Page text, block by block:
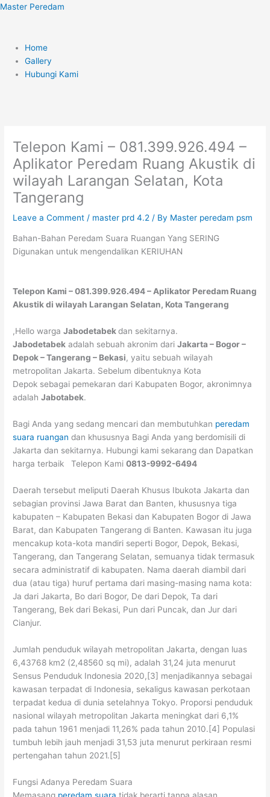
Skip
Master Peredam
Menu
Home
Gallery
Hubungi Kami
Telepon Kami – 081.399.926.494 –
Aplikator Peredam Ruang Akustik di
wilayah Larangan Selatan, Kota
Tangerang
Leave a Comment / master prd 4.2 / By Master peredam psm
Bahan-Bahan Peredam Suara Ruangan Yang SERING
Digunakan untuk mengendalikan KERIUHAN
Telepon Kami – 081.399.926.494 – Aplikator Peredam Ruang
Akustik di wilayah Larangan Selatan, Kota Tangerang
,Hello wargaJabodetabekdan sekitarnya.
Jabodetabek adalah sebuah akronim dariJakarta – Bogor –
Depok – Tangerang – Bekasi, yaitu sebuah wilayah
metropolitan Jakarta. Sebelum dibentuknya Kota
Depok sebagai pemekaran dari Kabupaten Bogor, akronimnya
adalahJabotabek.
Bagi Anda yang sedang mencari dan membutuhkan peredam
suara ruangan dan khususnya Bagi Anda yang berdomisili di
Jakarta dan sekitarnya. Hubungi kami sekarang dan Dapatkan
harga terbaik Telepon Kami0813-9992-6494
Daerah tersebut meliputi Daerah Khusus Ibukota Jakarta dan
sebagian provinsi Jawa Barat dan Banten, khususnya tiga
kabupaten – Kabupaten Bekasi dan Kabupaten Bogor di Jawa
Barat, dan Kabupaten Tangerang di Banten. Kawasan itu juga
mencakup kota-kota mandiri seperti Bogor, Depok, Bekasi,
Tangerang, dan Tangerang Selatan, semuanya tidak termasuk
secara administratif di kabupaten. Nama daerah diambil dari
dua (atau tiga) huruf pertama dari masing-masing nama kota:
Ja dari Jakarta, Bo dari Bogor, De dari Depok, Ta dari
Tangerang, Bek dari Bekasi, Pun dari Puncak, dan Jur dari
Cianjur.
Jumlah penduduk wilayah metropolitan Jakarta, dengan luas
6,43768 km2 (2,48560 sq mi), adalah 31,24 juta menurut
Sensus Penduduk Indonesia 2020,[3] menjadikannya sebagai
kawasan terpadat di Indonesia, sekaligus kawasan perkotaan
terpadat kedua di dunia setelahnya Tokyo. Proporsi penduduk
nasional wilayah metropolitan Jakarta meningkat dari 6,1%
pada tahun 1961 menjadi 11,26% pada tahun 2010.[4] Populasi
tumbuh lebih jauh menjadi 31,53 juta menurut perkiraan resmi
pertengahan tahun 2021.[5]
Fungsi Adanya Peredam Suara
Memasang peredam suara tidak berarti tanpa alasan.